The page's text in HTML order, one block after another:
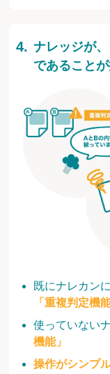
既にナレカン
「重複判定機能
使っていない
機能」
操作がシンプ
ナレッジが
であること